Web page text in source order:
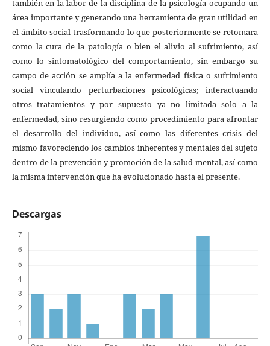
también en la labor de la disciplina de la psicología ocupando un
área importante y generando una herramienta de gran utilidad en
el ámbito social trasformando lo que posteriormente se retomara
como la cura de la patología o bien el alivio al sufrimiento, así
como lo sintomatológico del comportamiento, sin embargo su
campo de acción se amplía a la enfermedad física o sufrimiento
social vinculando perturbaciones psicológicas; interactuando
otros tratamientos y por supuesto ya no limitada solo a la
enfermedad, sino resurgiendo como procedimiento para afrontar
el desarrollo del individuo, así como las diferentes crisis del
mismo favoreciendo los cambios inherentes y mentales del sujeto
dentro de la prevención y promoción de la salud mental, así como
la misma intervención que ha evolucionado hasta el presente.
Descargas